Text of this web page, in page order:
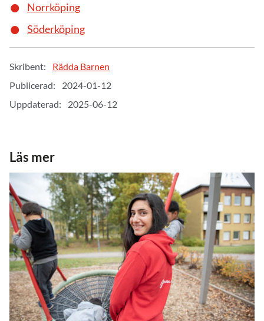
Norrköping
Söderköping
Skribent:
Rädda Barnen
Publicerad:
2024-01-12
Uppdaterad:
2025-06-12
Läs mer